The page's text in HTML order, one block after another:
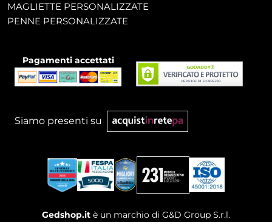
MAGLIETTE PERSONALIZZATE
PENNE PERSONALIZZATE
Pagamenti accettati
Siamo presenti su
Gedshop.it è un marchio di G&D Group S.r.l.